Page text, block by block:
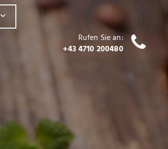
Rufen Sie an:
+43 4710 200480